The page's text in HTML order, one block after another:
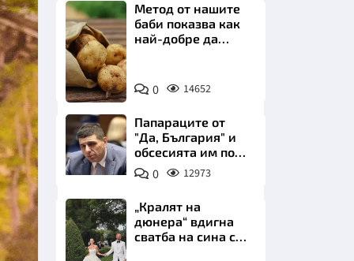
ХРАНА
ИКОНОМИКА
Снимка:
Пиксабей
Метод от нашите
баби показва как
най-добре да
0 14652
Папараците от
"Да, България" и
обсесията им по
Пеевски
0 12973
„Кралят на
дюнера“ вдигна
сватба на сина си